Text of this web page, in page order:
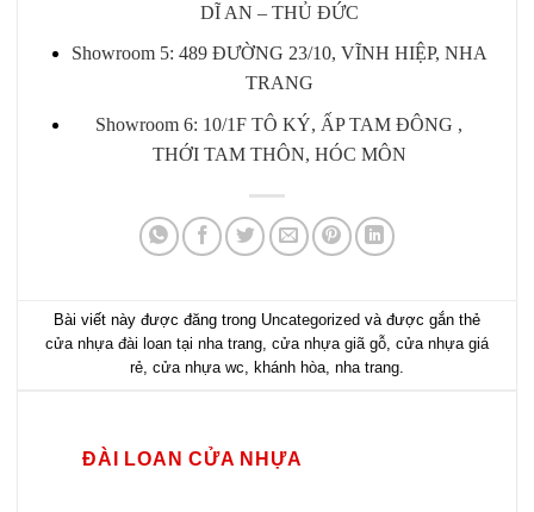
DĨ AN – THỦ ĐỨC
Showroom 5: 489 ĐƯỜNG 23/10, VĨNH HIỆP, NHA
TRANG
Showroom 6: 10/1F TÔ KÝ, ẤP TAM ĐÔNG ,
THỚI TAM THÔN, HÓC MÔN
Bài viết này được đăng trong Uncategorized và được gắn thẻ
cửa nhựa đài loan tại nha trang, cửa nhựa giã gỗ, cửa nhựa giá
rẻ, cửa nhựa wc, khánh hòa, nha trang.
ĐÀI LOAN CỬA NHỰA